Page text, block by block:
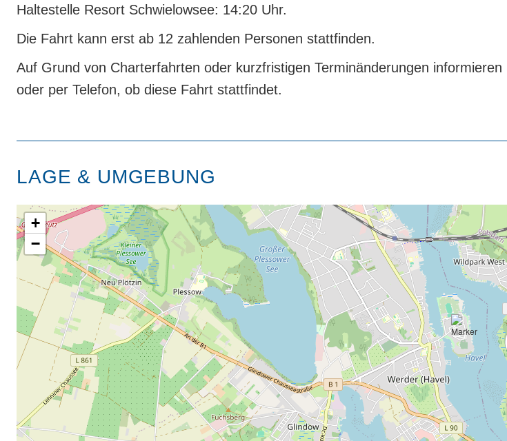
Haltestelle Resort Schwielowsee: 14:20 Uhr.
Die Fahrt kann erst ab 12 zahlenden Personen stattfinden.
Auf Grund von Charterfahrten oder kurzfristigen Terminänderungen
oder per Telefon, ob diese Fahrt stattfindet.
LAGE & UMGEBUNG
+
−